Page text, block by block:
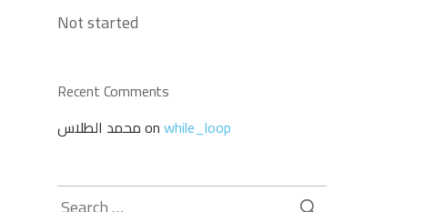
Not started
Recent Comments
محمد الطلاسonwhile_loop
Search